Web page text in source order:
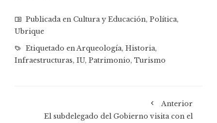
Publicada en Cultura y Educación, Política,
Ubrique
Etiquetado enArqueología, Historia,
Infraestructuras, IU, Patrimonio, Turismo
Anterior
El subdelegado del Gobierno visita con el